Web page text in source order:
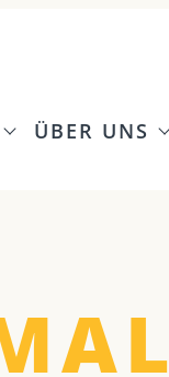
ÜBER UNS